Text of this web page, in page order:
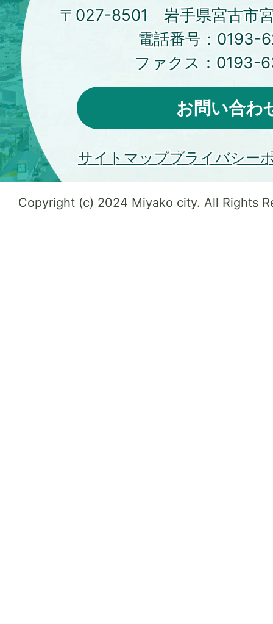
〒027-8501 岩手県宮古市
電話番号： 0193-
ファクス： 0193-
お問い合わ
サイトマッププライバシー
Copyright (c) 2024 Miyako city. All Rights